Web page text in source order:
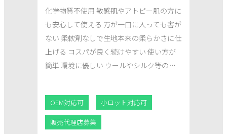
化学物質不使用 敏感肌やアトピー肌の方に
も安心して使える 万が一口に入っても害が
ない 柔軟剤なしで生地本来の柔らかさに仕
上げる コスパが良く続けやすい 使い方が
簡単 環境に優しい ウールやシルク等のお
OEM対応可 小ロット対応可
販売代理店募集